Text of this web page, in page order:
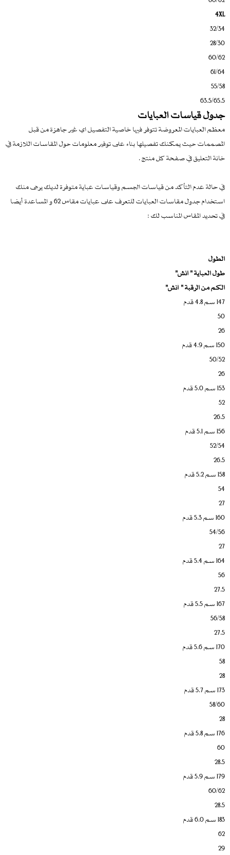
4XL
32/34
28/30
60/62
61/64
55/58
63.5/65.5
جدول قياسات العبايات
معظم العبايات المعروضة تتوفر فيها خاصية التفصيل اي غير جاهزة من قبل
المصممات حيث يمكنك تفصيلها بناء على توفير معلومات حول المقاسات اللازمة في
خانة التعليق في صفحة كل منتج .
في حالة عدم التأكد من قياسات الجسم وقياسات عباية متوفرة لديك يرجى منك
استخدام جدول مقاسات العبايات للتعرف على عبايات مقاس 62 و المساعدة أيضا
في تحديد المقاس المناسب لك :
الطول
طول العباية " انش"
الكم من الرقبة " أنش"
147 سم 4.8 قدم
50
26
150 سم 4.9 قدم
50/52
26
153 سم 5.0 قدم
52
26.5
156 سم 5.1 قدم
52/54
26.5
158 سم 5.2 قدم
54
27
160 سم 5.3 قدم
54/56
27
164 سم 5.4 قدم
56
27.5
167 سم 5.5 قدم
56/58
27.5
170 سم 5.6 قدم
58
28
173 سم 5.7 قدم
58/60
28
176 سم 5.8 قدم
60
28.5
179 سم 5.9 قدم
60/62
28.5
183 سم 6.0 قدم
62
29